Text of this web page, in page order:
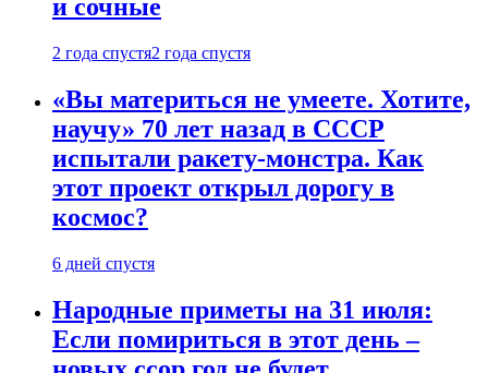
и сочные
2 года спустя2 года спустя
«Вы материться не умеете. Хотите,
научу» 70 лет назад в СССР
испытали ракету-монстра. Как
этот проект открыл дорогу в
космос?
6 дней спустя
Народные приметы на 31 июля:
Если помириться в этот день –